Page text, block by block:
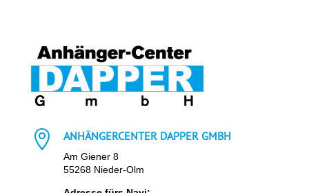
 ANHÄNGERCENTER DAPPER GMBH
Am Giener 8
55268 Nieder-Olm